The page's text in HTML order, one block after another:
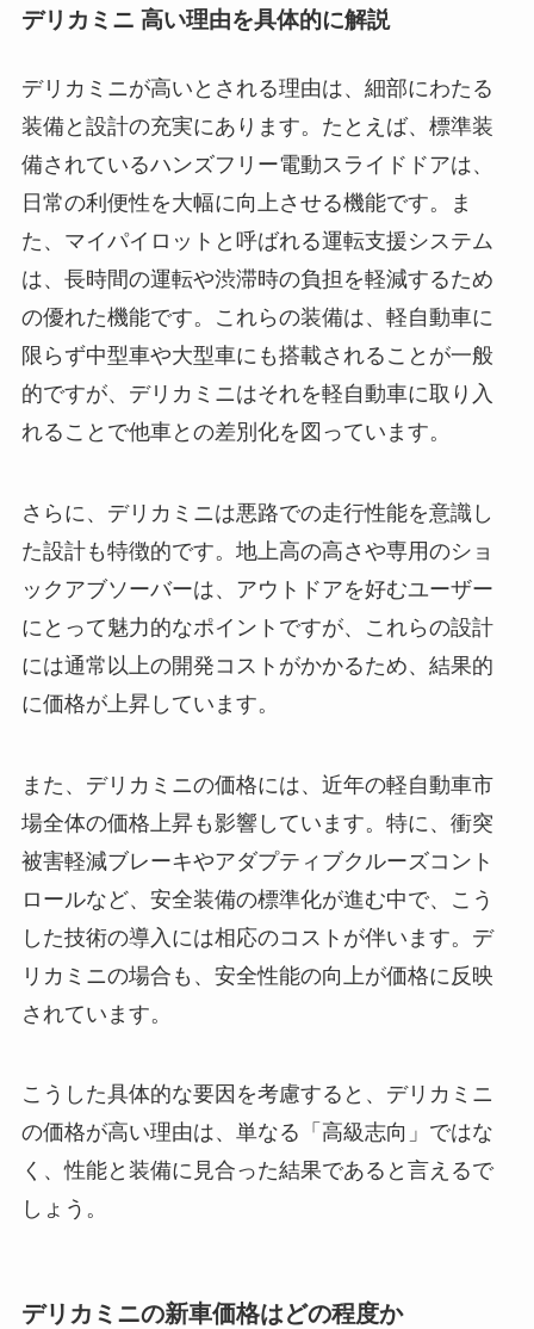
デリカミニ 高い理由を具体的に解説
デリカミニが高いとされる理由は、細部にわたる
装備と設計の充実にあります。たとえば、標準装
備されているハンズフリー電動スライドドアは、
日常の利便性を大幅に向上させる機能です。ま
た、マイパイロットと呼ばれる運転支援システム
は、長時間の運転や渋滞時の負担を軽減するため
の優れた機能です。これらの装備は、軽自動車に
限らず中型車や大型車にも搭載されることが一般
的ですが、デリカミニはそれを軽自動車に取り入
れることで他車との差別化を図っています。
さらに、デリカミニは悪路での走行性能を意識し
た設計も特徴的です。地上高の高さや専用のショ
ックアブソーバーは、アウトドアを好むユーザー
にとって魅力的なポイントですが、これらの設計
には通常以上の開発コストがかかるため、結果的
に価格が上昇しています。
また、デリカミニの価格には、近年の軽自動車市
場全体の価格上昇も影響しています。特に、衝突
被害軽減ブレーキやアダプティブクルーズコント
ロールなど、安全装備の標準化が進む中で、こう
した技術の導入には相応のコストが伴います。デ
リカミニの場合も、安全性能の向上が価格に反映
されています。
こうした具体的な要因を考慮すると、デリカミニ
の価格が高い理由は、単なる「高級志向」ではな
く、性能と装備に見合った結果であると言えるで
しょう。
デリカミニの新車価格はどの程度か